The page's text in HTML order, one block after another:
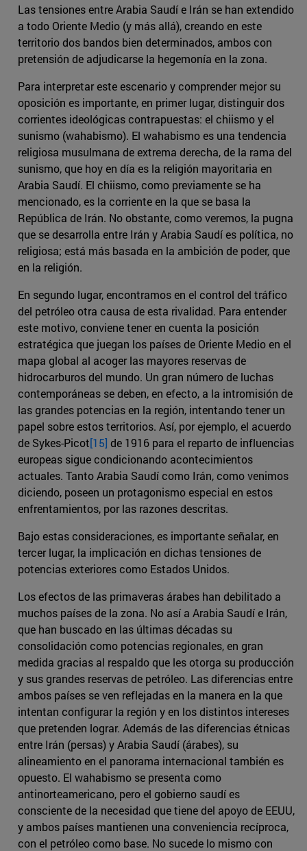
Las tensiones entre Arabia Saudí e Irán se han extendido
a todo Oriente Medio (y más allá), creando en este
territorio dos bandos bien determinados, ambos con
pretensión de adjudicarse la hegemonía en la zona.
Para interpretar este escenario y comprender mejor su
oposición es importante, en primer lugar, distinguir dos
corrientes ideológicas contrapuestas: el chiismo y el
sunismo (wahabismo). El wahabismo es una tendencia
religiosa musulmana de extrema derecha, de la rama del
sunismo, que hoy en día es la religión mayoritaria en
Arabia Saudí. El chiismo, como previamente se ha
mencionado, es la corriente en la que se basa la
República de Irán. No obstante, como veremos, la pugna
que se desarrolla entre Irán y Arabia Saudí es política, no
religiosa; está más basada en la ambición de poder, que
en la religión.
En segundo lugar, encontramos en el control del tráfico
del petróleo otra causa de esta rivalidad. Para entender
este motivo, conviene tener en cuenta la posición
estratégica que juegan los países de Oriente Medio en el
mapa global al acoger las mayores reservas de
hidrocarburos del mundo. Un gran número de luchas
contemporáneas se deben, en efecto, a la intromisión de
las grandes potencias en la región, intentando tener un
papel sobre estos territorios. Así, por ejemplo, el acuerdo
de Sykes-Picot[15] de 1916 para el reparto de influencias
europeas sigue condicionando acontecimientos
actuales. Tanto Arabia Saudí como Irán, como venimos
diciendo, poseen un protagonismo especial en estos
enfrentamientos, por las razones descritas.
Bajo estas consideraciones, es importante señalar, en
tercer lugar, la implicación en dichas tensiones de
potencias exteriores como Estados Unidos.
Los efectos de las primaveras árabes han debilitado a
muchos países de la zona. No así a Arabia Saudí e Irán,
que han buscado en las últimas décadas su
consolidación como potencias regionales, en gran
medida gracias al respaldo que les otorga su producción
y sus grandes reservas de petróleo. Las diferencias entre
ambos países se ven reflejadas en la manera en la que
intentan configurar la región y en los distintos intereses
que pretenden lograr. Además de las diferencias étnicas
entre Irán (persas) y Arabia Saudí (árabes), su
alineamiento en el panorama internacional también es
opuesto. El wahabismo se presenta como
antinorteamericano, pero el gobierno saudí es
consciente de la necesidad que tiene del apoyo de EEUU,
y ambos países mantienen una conveniencia recíproca,
con el petróleo como base. No sucede lo mismo con